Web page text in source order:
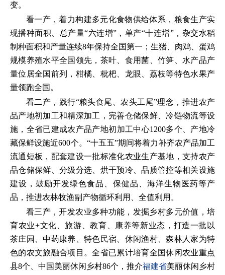
变。
看一产，着力构建多元化食物供给体系，粮食生产实
现播种面积、总产量“六连增”，单产“十连增”，杂交水稻
制种面积和产量连续8年保持全国第一；生猪、肉鸡、蛋鸡
规模养殖水平全国领先，茶叶、食用菌、竹笋、水产品产
量位居全国前列，柑橘、枇杷、龙眼、荔枝等特色水果产
量领跑全国。
看二产，践行“粮头食尾、农头工尾”理念，推进农产
品产地初加工和精深加工，完善仓储保鲜、冷链物流等设
施，全省已建成农产品产地初加工中心1200多个、产地冷
藏保鲜设施近600个。“十五五”期间将着力补齐农产品加工
流通短板，配套建设一批标准化农业生产基地，支持农产
品仓储保鲜、分级分选、烘干预冷、品质管控等相关设施
建设，鼓励开发绿色食品、保健品、海洋生物医药等产
品，推进农林牧渔副产物循环利用、全值利用。
看三产，开发农业多种功能，发掘乡村多元价值，培
育农业+文化、旅游、教育、康养等新业态，打造一批以
茶庄园、中药康养、特色民宿、休闲渔村、森林人家为特
色的农文旅融合项目。全省已累计培育全国休闲农业重点
县8个、中国美丽休闲乡村86个，推介福建省美丽休闲乡村